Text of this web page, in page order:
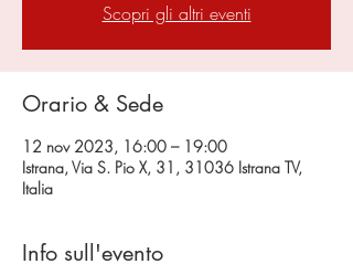
Scopri gli altri eventi
Orario & Sede
12 nov 2023, 16:00 – 19:00
Istrana, Via S. Pio X, 31, 31036 Istrana TV,
Italia
Info sull'evento